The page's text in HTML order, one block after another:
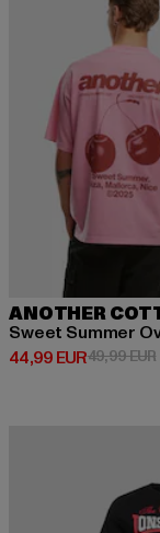
ANOTHER
Sweet Summer
44,99 EUR
Prix courant: 44,99
49,99 EUR